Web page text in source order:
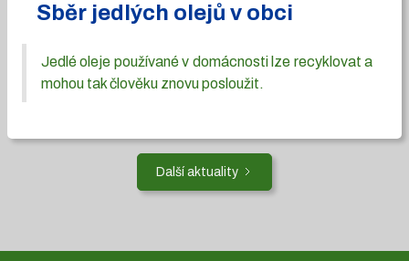
Sběr jedlých olejů v obci
Jedlé oleje používané v domácnosti lze recyklovat a
mohou tak člověku znovu posloužit.
Další aktuality